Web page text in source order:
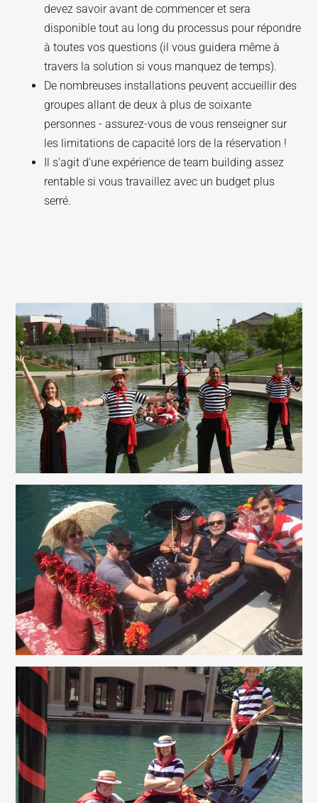
devez savoir avant de commencer et sera
disponible tout au long du processus pour répondre
à toutes vos questions (il vous guidera même à
travers la solution si vous manquez de temps).
De nombreuses installations peuvent accueillir des
groupes allant de deux à plus de soixante
personnes - assurez-vous de vous renseigner sur
les limitations de capacité lors de la réservation !
Il s’agit d’une expérience de team building assez
rentable si vous travaillez avec un budget plus
serré.